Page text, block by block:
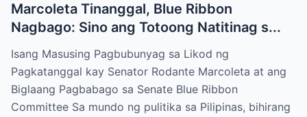
Marcoleta Tinanggal, Blue Ribbon
Nagbago: Sino ang Totoong Natitinag s...
Isang Masusing Pagbubunyag sa Likod ng
Pagkatanggal kay Senator Rodante Marcoleta at ang
Biglaang Pagbabago sa Senate Blue Ribbon
Committee Sa mundo ng pulitika sa Pilipinas, bihirang